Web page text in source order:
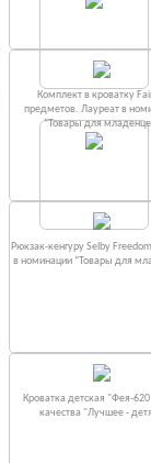
Комплект в кроватку
предметов. Лауреат в
“Товары для
Рюкзак-кенгуру Selby
в номинации “Товары для
Кроватка детская "Фея-
качества "Лучшее -